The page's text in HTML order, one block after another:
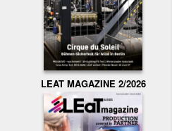
LEAT MAGAZINE 2/2026